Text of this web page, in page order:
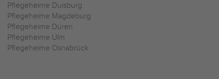
Pflegeheime Duisburg
Pflegeheime Magdeburg
Pflegeheime Düren
Pflegeheime Ulm
Pflegeheime Osnabrück